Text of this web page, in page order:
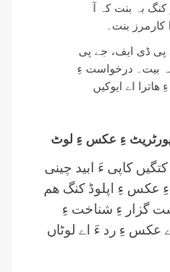
کنگ بہ بنت کہ آ
بنت۔
پی ڈی ایف، جے پی
بیت۔ درخواست ءِ
اے ایوکیں
پورٹریٹ ءِ عکس ءِ لوٹ
کاپی ءَ ابید چینی
عکس ءِ اپلوڈ کنگ ھم
گزار ءِ شناخت ءِ
عکس ءِ رد ءَ اے لوٹاں